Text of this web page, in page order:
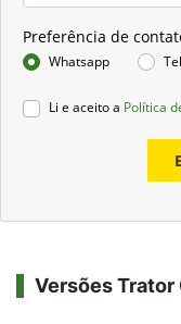
Preferência de
Whatsapp
Li e aceito a Política
Versões Trator